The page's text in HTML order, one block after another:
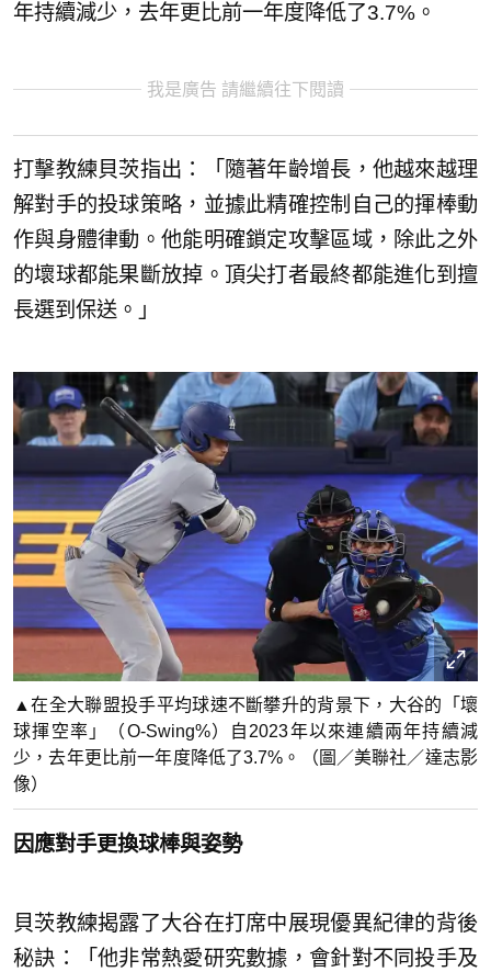
年持續減少，去年更比前一年度降低了3.7%。
我是廣告 請繼續往下閱讀
打擊教練貝茨指出：「隨著年齡增長，他越來越理
解對手的投球策略，並據此精確控制自己的揮棒動
作與身體律動。他能明確鎖定攻擊區域，除此之外
的壞球都能果斷放掉。頂尖打者最終都能進化到擅
長選到保送。」
▲在全大聯盟投手平均球速不斷攀升的背景下，大谷的「壞
球揮空率」（O-Swing%）自2023年以來連續兩年持續減
少，去年更比前一年度降低了3.7%。（圖／美聯社／達志影
像）
因應對手更換球棒與姿勢
貝茨教練揭露了大谷在打席中展現優異紀律的背後
秘訣：「他非常熱愛研究數據，會針對不同投手及